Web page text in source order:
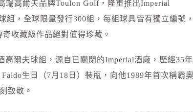
端高爾夫品牌Toulon Golf，隆重推出Imperial
組，全球限量發行300組，每組球具皆有獨立編號
收藏級作品絕對值得珍藏。
高爾夫球組，源自已關閉的Imperial酒廠，歷經35年
生日（7月18日）裝瓶，向他1989年首次稱霸
致敬。